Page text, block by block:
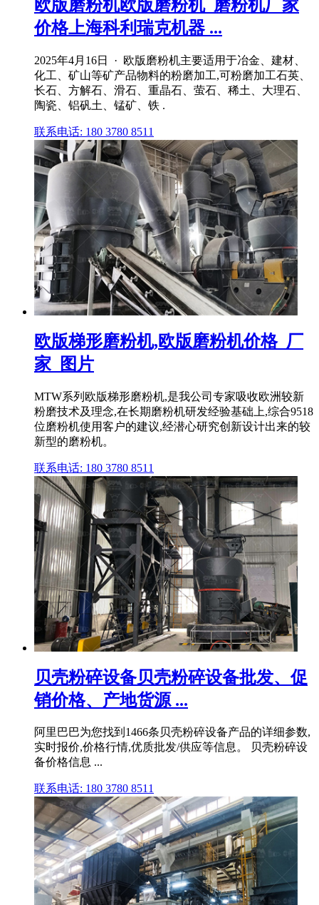
欧版磨粉机欧版磨粉机_磨粉机厂家
价格上海科利瑞克机器 ...
2025年4月16日 · 欧版磨粉机主要适用于冶金、建材、
化工、矿山等矿产品物料的粉磨加工,可粉磨加工石英、
长石、方解石、滑石、重晶石、萤石、稀土、大理石、
陶瓷、铝矾土、锰矿、铁 .
联系电话: 180 3780 8511
欧版梯形磨粉机,欧版磨粉机价格_厂
家_图片
MTW系列欧版梯形磨粉机,是我公司专家吸收欧洲较新
粉磨技术及理念,在长期磨粉机研发经验基础上,综合9518
位磨粉机使用客户的建议,经潜心研究创新设计出来的较
新型的磨粉机。
联系电话: 180 3780 8511
贝壳粉碎设备贝壳粉碎设备批发、促
销价格、产地货源 ...
阿里巴巴为您找到1466条贝壳粉碎设备产品的详细参数,
实时报价,价格行情,优质批发/供应等信息。 贝壳粉碎设
备价格信息 ...
联系电话: 180 3780 8511